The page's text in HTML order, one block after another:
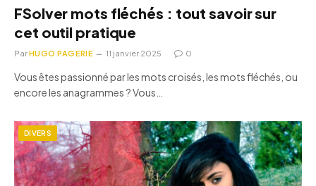
FSolver mots fléchés : tout savoir sur
cet outil pratique
ParHUGO PAGERIE 11 janvier 2025 0
Vous êtes passionné par les mots croisés, les mots fléchés, ou
encore les anagrammes ? Vous…
DIVERS